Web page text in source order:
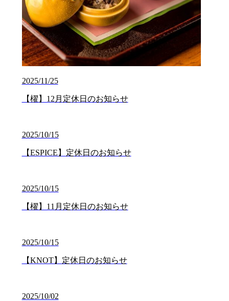
2025/11/25
【櫂】12月定休日のお知らせ
2025/10/15
【ESPICE】定休日のお知らせ
2025/10/15
【櫂】11月定休日のお知らせ
2025/10/15
【KNOT】定休日のお知らせ
2025/10/02